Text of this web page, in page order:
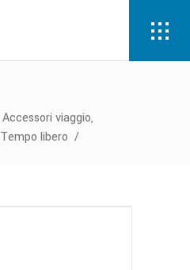
Accessori viaggio,
Tempo libero /